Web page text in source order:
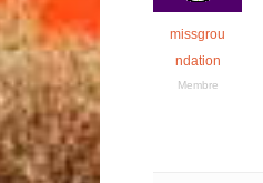
missgrou
ndation
Membre